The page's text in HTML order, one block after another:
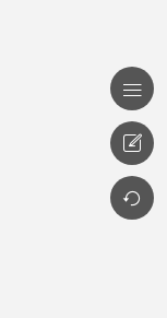


